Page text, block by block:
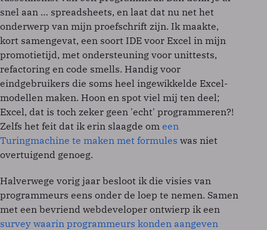
snel aan … spreadsheets, en laat dat nu net het
onderwerp van mijn proefschrift zijn. Ik maakte,
kort samengevat, een soort IDE voor Excel in mijn
promotietijd, met ondersteuning voor unittests,
refactoring en code smells. Handig voor
eindgebruikers die soms heel ingewikkelde Excel-
modellen maken. Hoon en spot viel mij ten deel;
Excel, dat is toch zeker geen 'echt' programmeren?!
Zelfs het feit dat ik erin slaagde om een
Turingmachine te maken met formules was niet
overtuigend genoeg.
Halverwege vorig jaar besloot ik die visies van
programmeurs eens onder de loep te nemen. Samen
met een bevriend webdeveloper ontwierp ik een
survey waarin programmeurs konden aangeven